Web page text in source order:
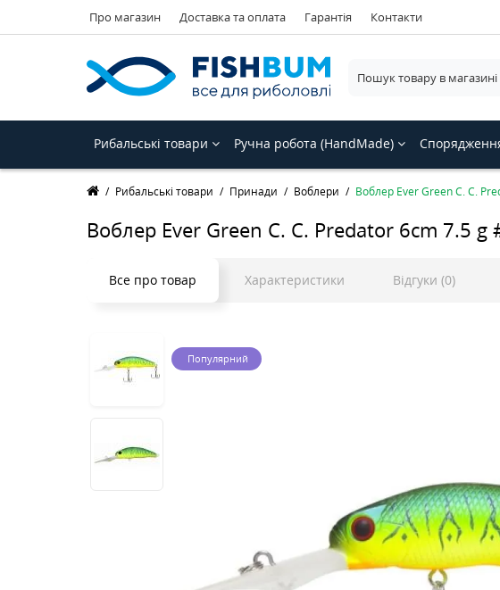
Про магазин Доставка та оплата Гарантія Контакти
Рибальські товари Ручна робота (HandMade)
Рибальські товари Принади Воблери Воблер Ever Green C. C.
Воблер Ever Green C. C. Predator 6cm 7.5 g
Все про товар Характеристики Відгуки (0)
Популярний